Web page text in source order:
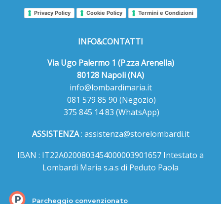
Privacy Policy Cookie Policy Termini e Condizioni
INFO&CONTATTI
Via Ugo Palermo 1 (P.zza Arenella)
80128 Napoli (NA)
info@lombardimaria.it
081 579 85 90 (Negozio)
375 845 14 83 (WhatsApp)
ASSISTENZA: assistenza@storelombardi.it
IBAN : IT22A0200803454000003901657 Intestato a
Lombardi Maria s.a.s di Peduto Paola
Parcheggio convenzionato